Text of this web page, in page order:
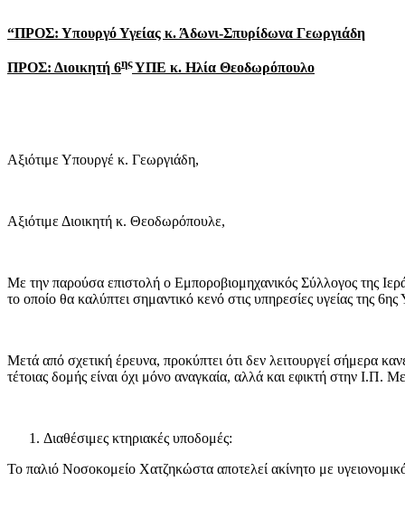
“ΠΡΟΣ: Υπουργό Υγείας κ. Άδωνι-Σπυρίδωνα Γεωργιάδη
ΠΡΟΣ: Διοικητή 6ηςΥΠΕ κ. Ηλία Θεοδωρόπουλο
Αξιότιμε Υπουργέ κ. Γεωργιάδη,
Αξιότιμε Διοικητή κ. Θεοδωρόπουλε,
Με την παρούσα επιστολή ο Εμποροβιομηχανικός Σύλλογος της
το οποίο θα καλύπτει σημαντικό κενό στις υπηρεσίες υγείας της 6ης
Μετά από σχετική έρευνα, προκύπτει ότι δεν λειτουργεί σήμερα
τέτοιας δομής είναι όχι μόνο αναγκαία, αλλά και εφικτή στην Ι.Π.
Διαθέσιμες κτηριακές υποδομές:
Το παλιό Νοσοκομείο Χατζηκώστα αποτελεί ακίνητο με